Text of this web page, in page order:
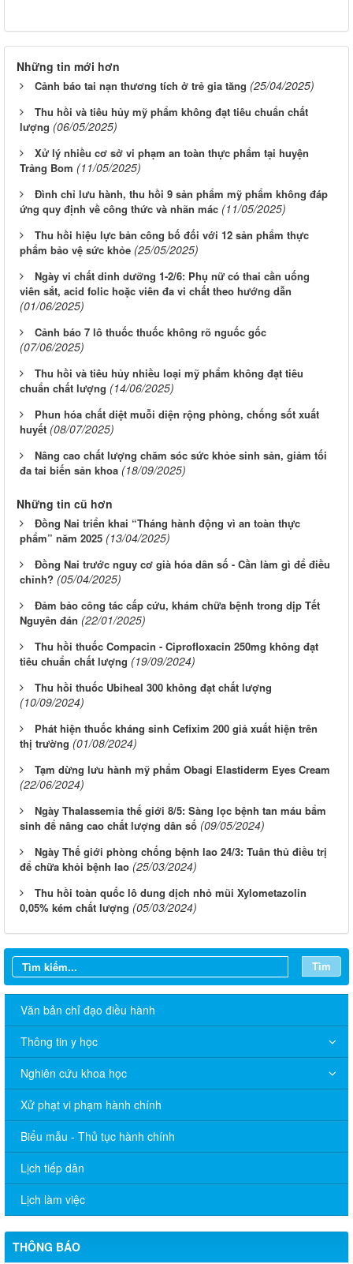
Những tin mới hơn
Cảnh báo tai nạn thương tích ở trẻ gia tăng (25/04/2025)
Thu hồi và tiêu hủy mỹ phẩm không đạt tiêu chuẩn chất
lượng (06/05/2025)
Xử lý nhiều cơ sở vi phạm an toàn thực phẩm tại huyện
Trảng Bom (11/05/2025)
Đình chỉ lưu hành, thu hồi 9 sản phẩm mỹ phẩm không đáp
ứng quy định về công thức và nhãn mác (11/05/2025)
Thu hồi hiệu lực bản công bố đối với 12 sản phẩm thực
phẩm bảo vệ sức khỏe (25/05/2025)
Ngày vi chất dinh dưỡng 1-2/6: Phụ nữ có thai cần uống
viên sắt, acid folic hoặc viên đa vi chất theo hướng dẫn
(01/06/2025)
Cảnh báo 7 lô thuốc thuốc không rõ nguốc gốc
(07/06/2025)
Thu hồi và tiêu hủy nhiều loại mỹ phẩm không đạt tiêu
chuẩn chất lượng (14/06/2025)
Phun hóa chất diệt muỗi diện rộng phòng, chống sốt xuất
huyết (08/07/2025)
Nâng cao chất lượng chăm sóc sức khỏe sinh sản, giảm tối
đa tai biến sản khoa (18/09/2025)
Những tin cũ hơn
Đồng Nai triển khai “Tháng hành động vì an toàn thực
phẩm” năm 2025 (13/04/2025)
Đồng Nai trước nguy cơ già hóa dân số - Cần làm gì để điều
chỉnh? (05/04/2025)
Đảm bảo công tác cấp cứu, khám chữa bệnh trong dịp Tết
Nguyên đán (22/01/2025)
Thu hồi thuốc Compacin - Ciprofloxacin 250mg không đạt
tiêu chuẩn chất lượng (19/09/2024)
Thu hồi thuốc Ubiheal 300 không đạt chất lượng
(10/09/2024)
Phát hiện thuốc kháng sinh Cefixim 200 giả xuất hiện trên
thị trường (01/08/2024)
Tạm dừng lưu hành mỹ phẩm Obagi Elastiderm Eyes Cream
(22/06/2024)
Ngày Thalassemia thế giới 8/5: Sàng lọc bệnh tan máu bẩm
sinh để nâng cao chất lượng dân số (09/05/2024)
Ngày Thế giới phòng chống bệnh lao 24/3: Tuân thủ điều trị
để chữa khỏi bệnh lao (25/03/2024)
Thu hồi toàn quốc lô dung dịch nhỏ mũi Xylometazolin
0,05% kém chất lượng (05/03/2024)
Tìm
Văn bản chỉ đạo điều hành
Thông tin y học
Nghiên cứu khoa học
Xử phạt vi phạm hành chính
Biểu mẫu - Thủ tục hành chính
Lịch tiếp dân
Lịch làm việc
THÔNG BÁO
THÔNG BÁO V/v niêm yết công bố Danh mục thủ tục hành
chính sửa đổi, bổ sung trong lĩnh vực phòng bệnh và an toàn
thực phẩm thuộc phạm vi quản lý của Sở Y tế thành phố Đồng
Nai
THÔNG BÁO Về việc niêm yết thủ tục hành chính bằng mã
Thông báo V/v đăng tải thông tin cơ sở tự công bố cơ sở khám
bệnh, chữa bệnh đáp ứng yêu cầu là cơ sở thực hành trong đào
tạo khối ngành sức khỏe
THÔNG CÁO BÁO CHÍ Văn bản quy phạm pháp luật do Ủy ban
nhân dân thành phố ban hành trong lĩnh vực Y tế